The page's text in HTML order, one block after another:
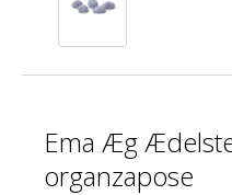
Ema Æg
organzapose